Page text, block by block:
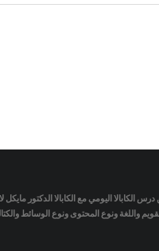
الكابالا اليومي مع الكابالا الدكتور
واللغة ونوع المحتوى ونوع الوسائط